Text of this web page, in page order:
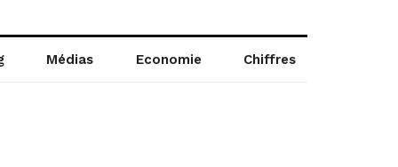
Médias Economie Chiffres